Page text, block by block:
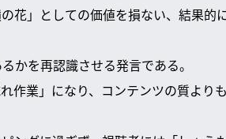
花」としての価値を損ない、結果的
かを再認識させる発言である。
作業」になり、コンテンツの質より